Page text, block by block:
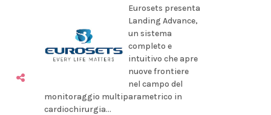
Eurosets presenta
Landing Advance,
un sistema
completo e
intuitivo che apre
nuove frontiere
nel campo del
monitoraggio multiparametrico in
cardiochirurgia...